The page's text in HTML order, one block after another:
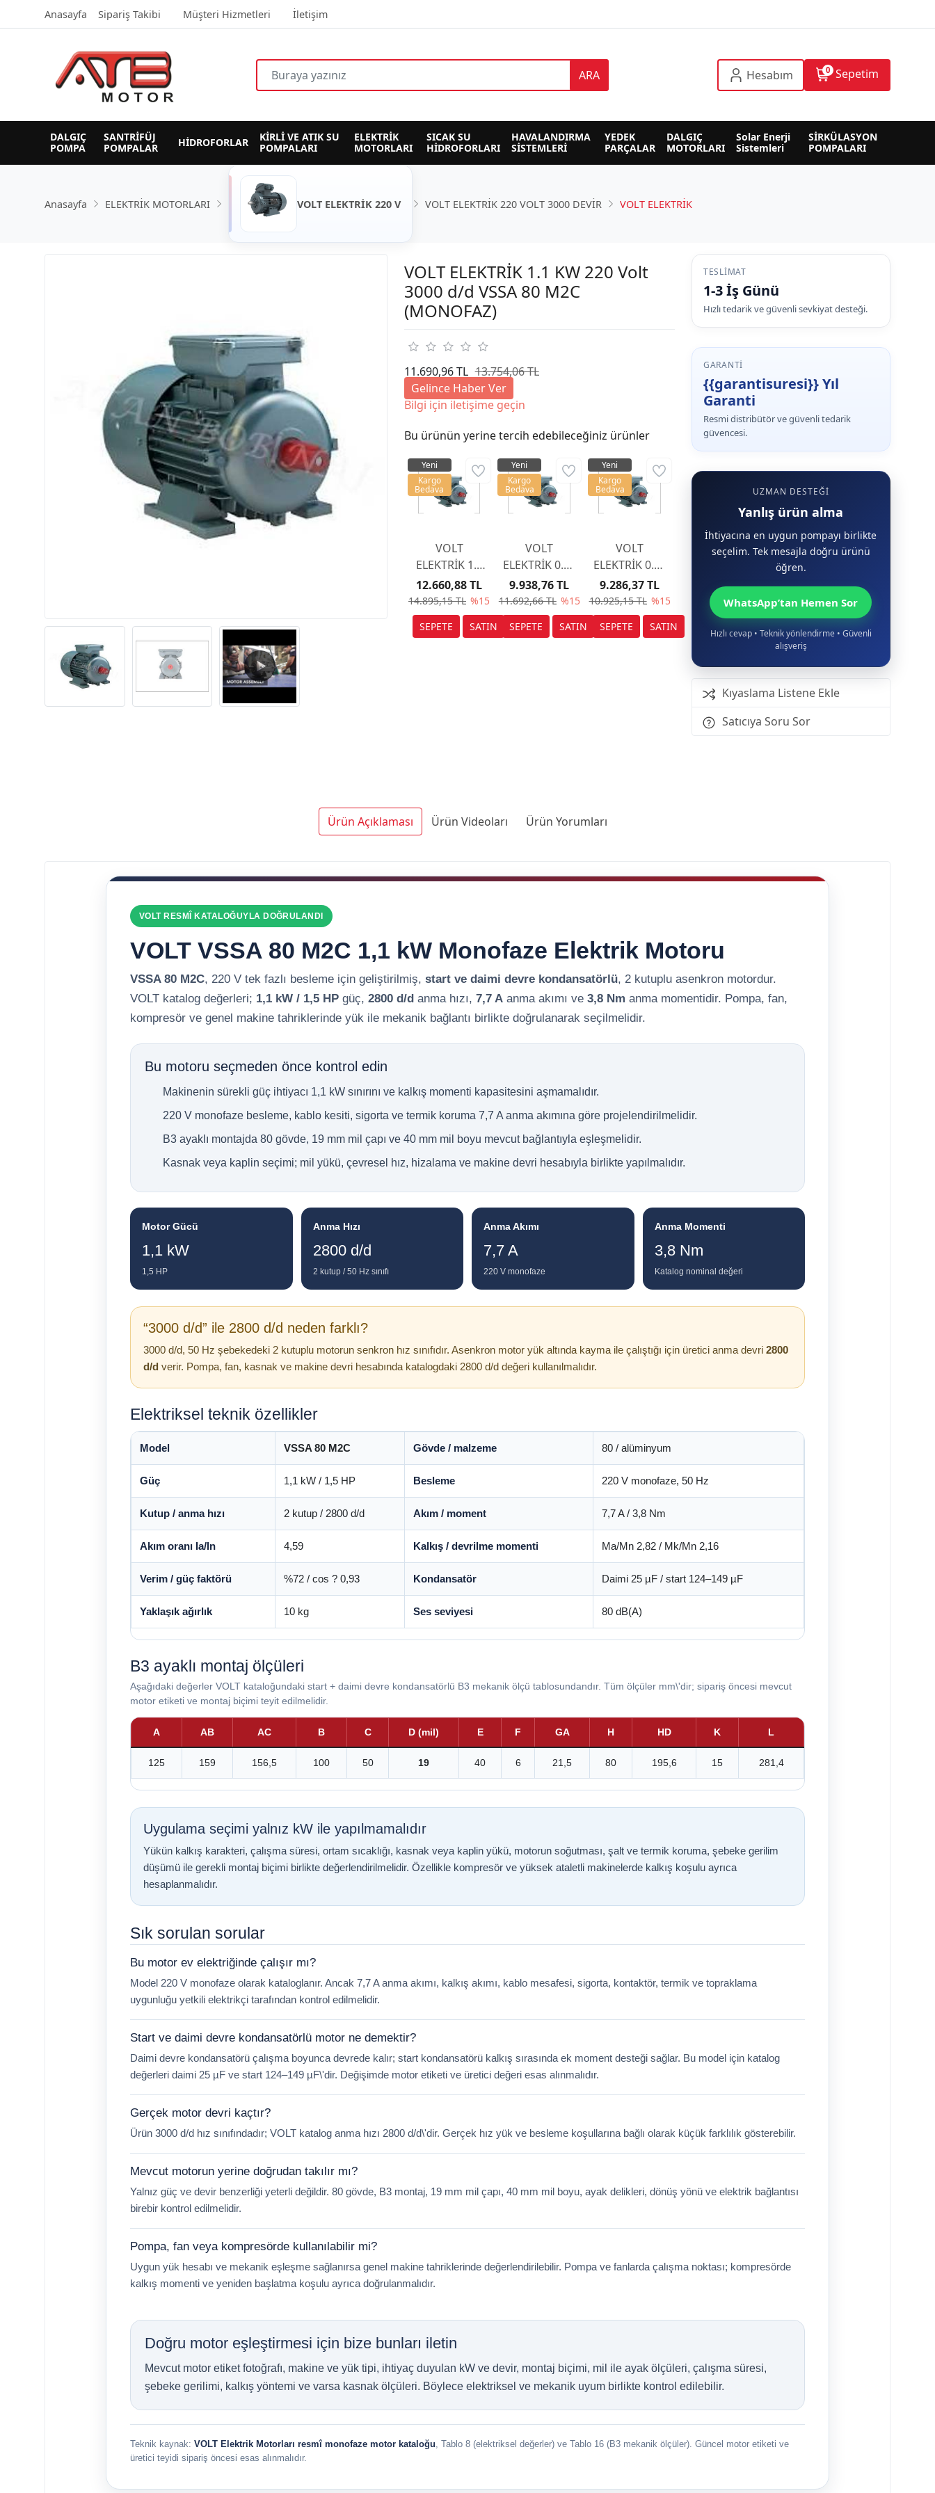
Anasayfa Sipariş Takibi Müşteri Hizmetleri İletişim
ARA Hesabım 0 Sepetim
DALGIÇ
POMPA
SANTRİFÜJ
POMPALAR
HİDROFORLAR
KİRLİ VE ATIK SU
POMPALARI
ELEKTRİK
MOTORLARI
SICAK SU
HİDROFORLARI
HAVALANDIRMA
SİSTEMLERİ
YEDEK
PARÇALAR
DALGIÇ
MOTORLARI
Solar Enerji
Sistemleri
SİRKÜLASYON
POMPALARI
Anasayfa ELEKTRİK MOTORLARI VOLT ELEKTRİK 220 V VOLT ELEKTRİK 220 VOLT 3000 DEVİR VOLT ELEKTRİK
VOLT ELEKTRİK 1.1 KW 220 Volt
3000 d/d VSSA 80 M2C
(MONOFAZ)
11.690,96 TL 13.754,06 TL
Gelince Haber Ver
Bilgi için iletişime geçin
Bu ürünün yerine tercih edebileceğiniz ürünler
VOLT
ELEKTRİK 1.5
KW 220 Volt
3000 d/d
VSSA 90 S2C
(MONOFAZ)
14.895,15 TL %15
12.660,88 TL
Yeni
Kargo
Bedava
VOLT
ELEKTRİK 0.75
KW 220 Volt
3000 d/d
VSSA 80 M2B
(MONOFAZ)
11.692,66 TL %15
9.938,76 TL
Yeni
Kargo
Bedava
VOLT
ELEKTRİK 0.55
KW 220 Volt
3000 d/d
VSSA 71 M2D
(MONOFAZ)
10.925,15 TL %15
9.286,37 TL
Yeni
Kargo
Bedava
TESLIMAT
1-3 İş Günü
Hızlı tedarik ve güvenli sevkiyat desteği.
GARANTI
{{garantisuresi}} Yıl
Garanti
Resmi distribütör ve güvenli tedarik
güvencesi.
UZMAN DESTEĞI
Yanlış ürün alma
İhtiyacına en uygun pompayı birlikte
seçelim. Tek mesajla doğru ürünü
öğren.
WhatsApp’tan Hemen Sor
Hızlı cevap • Teknik yönlendirme • Güvenli
alışveriş
Kıyaslama Listene Ekle
Satıcıya Soru Sor
Ürün Açıklaması Ürün Videoları Ürün Yorumları
VOLT RESMÎ KATALOĞUYLA DOĞRULANDI
VOLT VSSA 80 M2C 1,1 kW Monofaze Elektrik Motoru
VSSA 80 M2C, 220 V tek fazlı besleme için geliştirilmiş, start ve daimi devre kondansatörlü, 2 kutuplu asenkron motordur.
VOLT katalog değerleri; 1,1 kW / 1,5 HP güç, 2800 d/d anma hızı, 7,7 A anma akımı ve 3,8 Nm anma momentidir. Pompa, fan,
kompresör ve genel makine tahriklerinde yük ile mekanik bağlantı birlikte doğrulanarak seçilmelidir.
Bu motoru seçmeden önce kontrol edin
Makinenin sürekli güç ihtiyacı 1,1 kW sınırını ve kalkış momenti kapasitesini aşmamalıdır.
220 V monofaze besleme, kablo kesiti, sigorta ve termik koruma 7,7 A anma akımına göre projelendirilmelidir.
B3 ayaklı montajda 80 gövde, 19 mm mil çapı ve 40 mm mil boyu mevcut bağlantıyla eşleşmelidir.
Kasnak veya kaplin seçimi; mil yükü, çevresel hız, hizalama ve makine devri hesabıyla birlikte yapılmalıdır.
Motor Gücü
1,1 kW
1,5 HP
Anma Hızı
2800 d/d
2 kutup / 50 Hz sınıfı
Anma Akımı
7,7 A
220 V monofaze
Anma Momenti
3,8 Nm
Katalog nominal değeri
“3000 d/d” ile 2800 d/d neden farklı?
3000 d/d, 50 Hz şebekedeki 2 kutuplu motorun senkron hız sınıfıdır. Asenkron motor yük altında kayma ile çalıştığı için üretici anma devri 2800
d/d verir. Pompa, fan, kasnak ve makine devri hesabında katalogdaki 2800 d/d değeri kullanılmalıdır.
Elektriksel teknik özellikler
Model VSSA 80 M2C Gövde / malzeme 80 / alüminyum
Güç 1,1 kW / 1,5 HP Besleme 220 V monofaze, 50 Hz
Kutup / anma hızı 2 kutup / 2800 d/d Akım / moment 7,7 A / 3,8 Nm
Akım oranı Ia/In 4,59 Kalkış / devrilme momenti Ma/Mn 2,82 / Mk/Mn 2,16
Verim / güç faktörü %72 / cos ? 0,93 Kondansatör Daimi 25 µF / start 124–149 µF
Yaklaşık ağırlık 10 kg Ses seviyesi 80 dB(A)
B3 ayaklı montaj ölçüleri
Aşağıdaki değerler VOLT kataloğundaki start + daimi devre kondansatörlü B3 mekanik ölçü tablosundandır. Tüm ölçüler mm\'dir; sipariş öncesi mevcut
motor etiketi ve montaj biçimi teyit edilmelidir.
A AB AC B C D (mil) E F GA H HD K L
125 159 156,5 100 50 19 40 6 21,5 80 195,6 15 281,4
Uygulama seçimi yalnız kW ile yapılmamalıdır
Yükün kalkış karakteri, çalışma süresi, ortam sıcaklığı, kasnak veya kaplin yükü, motorun soğutması, şalt ve termik koruma, şebeke gerilim
düşümü ile gerekli montaj biçimi birlikte değerlendirilmelidir. Özellikle kompresör ve yüksek ataletli makinelerde kalkış koşulu ayrıca
hesaplanmalıdır.
Sık sorulan sorular
Bu motor ev elektriğinde çalışır mı?
Model 220 V monofaze olarak kataloglanır. Ancak 7,7 A anma akımı, kalkış akımı, kablo mesafesi, sigorta, kontaktör, termik ve topraklama
uygunluğu yetkili elektrikçi tarafından kontrol edilmelidir.
Start ve daimi devre kondansatörlü motor ne demektir?
Daimi devre kondansatörü çalışma boyunca devrede kalır; start kondansatörü kalkış sırasında ek moment desteği sağlar. Bu model için katalog
değerleri daimi 25 µF ve start 124–149 µF\'dir. Değişimde motor etiketi ve üretici değeri esas alınmalıdır.
Gerçek motor devri kaçtır?
Ürün 3000 d/d hız sınıfındadır; VOLT katalog anma hızı 2800 d/d\'dir. Gerçek hız yük ve besleme koşullarına bağlı olarak küçük farklılık gösterebilir.
Mevcut motorun yerine doğrudan takılır mı?
Yalnız güç ve devir benzerliği yeterli değildir. 80 gövde, B3 montaj, 19 mm mil çapı, 40 mm mil boyu, ayak delikleri, dönüş yönü ve elektrik bağlantısı
birebir kontrol edilmelidir.
Pompa, fan veya kompresörde kullanılabilir mi?
Uygun yük hesabı ve mekanik eşleşme sağlanırsa genel makine tahriklerinde değerlendirilebilir. Pompa ve fanlarda çalışma noktası; kompresörde
kalkış momenti ve yeniden başlatma koşulu ayrıca doğrulanmalıdır.
Doğru motor eşleştirmesi için bize bunları iletin
Mevcut motor etiket fotoğrafı, makine ve yük tipi, ihtiyaç duyulan kW ve devir, montaj biçimi, mil ile ayak ölçüleri, çalışma süresi,
şebeke gerilimi, kalkış yöntemi ve varsa kasnak ölçüleri. Böylece elektriksel ve mekanik uyum birlikte kontrol edilebilir.
Teknik kaynak: VOLT Elektrik Motorları resmî monofaze motor kataloğu, Tablo 8 (elektriksel değerler) ve Tablo 16 (B3 mekanik ölçüler). Güncel motor etiketi ve
üretici teyidi sipariş öncesi esas alınmalıdır.